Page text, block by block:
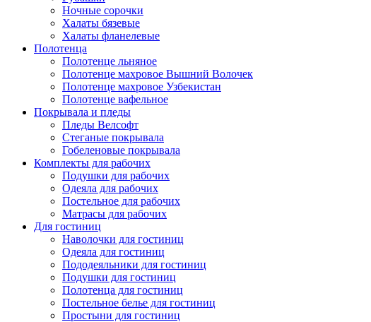
Ночные сорочки
Халаты бязевые
Халаты фланелевые
Полотенца
Полотенце льняное
Полотенце махровое Вышний Волочек
Полотенце махровое Узбекистан
Полотенце вафельное
Покрывала и пледы
Пледы Велсофт
Стеганые покрывала
Гобеленовые покрывала
Комплекты для рабочих
Подушки для рабочих
Одеяла для рабочих
Постельное для рабочих
Матрасы для рабочих
Для гостиниц
Наволочки для гостиниц
Одеяла для гостиниц
Пододеяльники для гостиниц
Подушки для гостиниц
Полотенца для гостиниц
Постельное белье для гостиниц
Простыни для гостиниц